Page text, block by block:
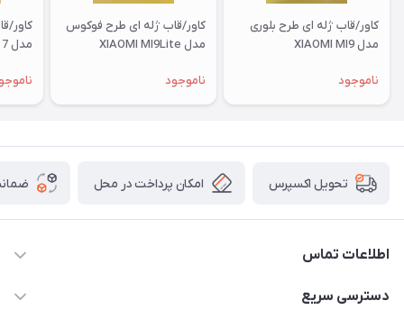
کاور/قاب ژله ای طرح بلوری
مدل XIAOMI MI9
ناموجود
کاور/قاب ژله ای طرح فوکوس
مدل XIAOMI MI9Lite
ناموجود
کاور/
مدل XIAOMI RM 7
تحویل اکسپرس امکان پرداخت در محل
اطلاعات تماس
09332394024-09120346631
دسترسی سریع